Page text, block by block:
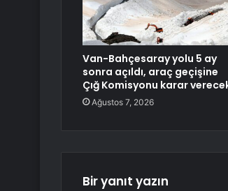
Van-Bahçesaray yolu 5 ay
sonra açıldı, araç geçişine
Çığ Komisyonu karar
Ağustos 7, 2026
Bir yanıt yazın